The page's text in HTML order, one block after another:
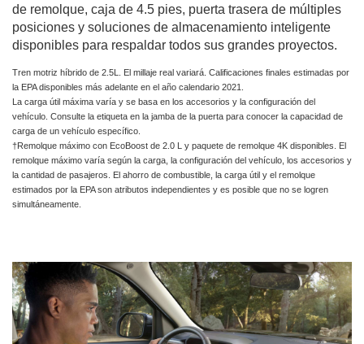
de remolque, caja de 4.5 pies, puerta trasera de múltiples
posiciones y soluciones de almacenamiento inteligente
disponibles para respaldar todos sus grandes proyectos.
Tren motriz híbrido de 2.5L. El millaje real variará. Calificaciones finales estimadas por
la EPA disponibles más adelante en el año calendario 2021.
La carga útil máxima varía y se basa en los accesorios y la configuración del
vehículo. Consulte la etiqueta en la jamba de la puerta para conocer la capacidad de
carga de un vehículo específico.
†Remolque máximo con EcoBoost de 2.0 L y paquete de remolque 4K disponibles. El
remolque máximo varía según la carga, la configuración del vehículo, los accesorios y
la cantidad de pasajeros. El ahorro de combustible, la carga útil y el remolque
estimados por la EPA son atributos independientes y es posible que no se logren
simultáneamente.